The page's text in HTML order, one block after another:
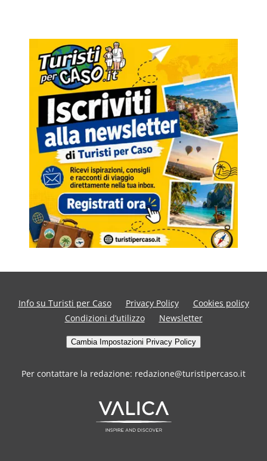
Info su Turisti per Caso Privacy Policy
Cookies policy
Condizioni d’utilizzo
Newsletter
Cambia Impostazioni Privacy Policy
Per contattare la redazione: redazione@turistipercaso.it